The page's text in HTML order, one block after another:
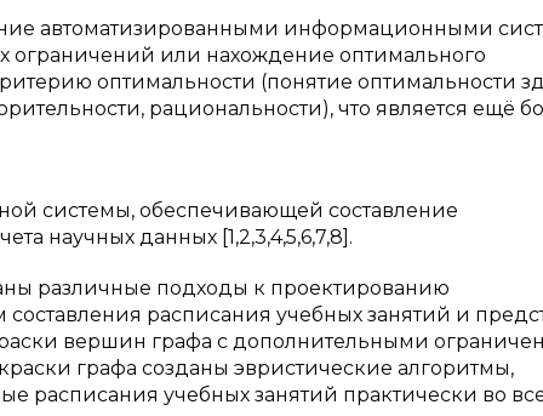
автоматизированными информационными
или нахождение оптимального
оптимальности (понятие оптимальности
рациональности), что является ещё
системы, обеспечивающей составление
научных данных [1,2,3,4,5,6,7,8].
различные подходы к проектированию
расписания учебных занятий и
вершин графа с дополнительными
графа созданы эвристические алгоритмы,
расписания учебных занятий практически во